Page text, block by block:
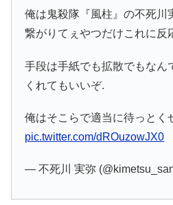
俺は鬼殺隊『風柱』の不死川
繋がりてぇやつだけこれに反
手段は手紙でも拡散でもなん
くれてもいいぞ.
俺はそこらで適当に待っとく
pic.twitter.com/dROuzowJX0
— 不死川 実弥